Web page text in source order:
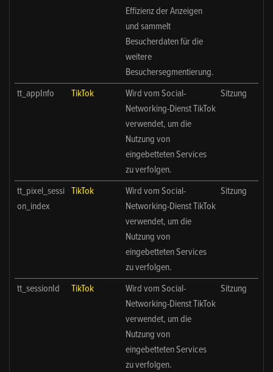
Effizienz der Anzeigen
und sammelt
Besucherdaten für die
weitere
Besuchersegmentierung.
tt_appInfo
TikTok
Wird vom Social-
Networking-Dienst TikTok
verwendet, um die
Nutzung von
eingebetteten Services
zu verfolgen.
Sitzung
tt_pixel_sessi
on_index
TikTok
Wird vom Social-
Networking-Dienst TikTok
verwendet, um die
Nutzung von
eingebetteten Services
zu verfolgen.
Sitzung
tt_sessionId TikTok
Wird vom Social-
Networking-Dienst TikTok
verwendet, um die
Nutzung von
eingebetteten Services
zu verfolgen.
Sitzung